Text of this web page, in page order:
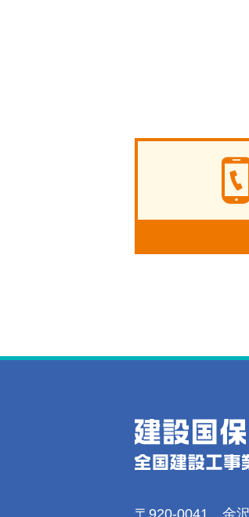
〒920-0041 金